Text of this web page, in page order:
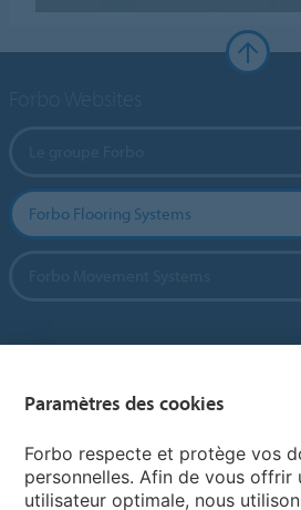
Forbo Flooring Systems
Paramètres des cookies
Forbo respecte et protège vos
personnelles. Afin de vous offrir
utilisateur optimale, nous